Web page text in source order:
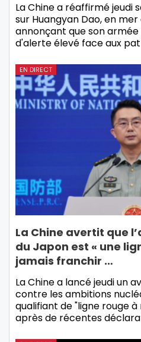
La Chine a réaffirmé jeudi
sur Huangyan Dao, en
annonçant que son
d'alerte élevé face aux
EN DIRECT
La Chine avertit que
du Japon est « une
jamais franchir …
La Chine a lancé jeudi un
contre les ambitions
qualifiant de "ligne rouge
après de récentes